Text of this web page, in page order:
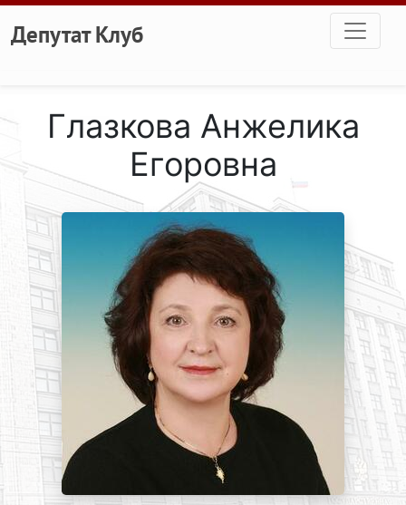
Перейти к основному содержанию
Депутат Клуб
Глазкова Анжелика
Егоровна